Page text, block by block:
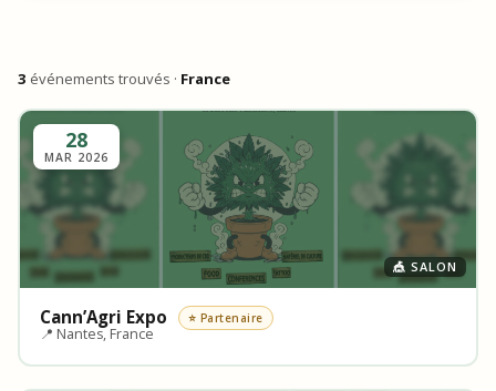
3 événements trouvés · France
28
MAR 2026
🎪 SALON
Cann’Agri Expo ⭐ Partenaire
📍 Nantes, France